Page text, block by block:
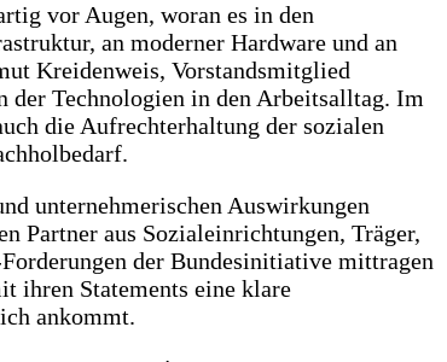
vor Augen, woran es in den
an moderner Hardware und an
Kreidenweis, Vorstandsmitglied
der Technologien in den Arbeitsalltag. Im
die Aufrechterhaltung der sozialen
unternehmerischen Auswirkungen
Partner aus Sozialeinrichtungen, Träger,
der Bundesinitiative mittragen
ihren Statements eine klare
ankommt.